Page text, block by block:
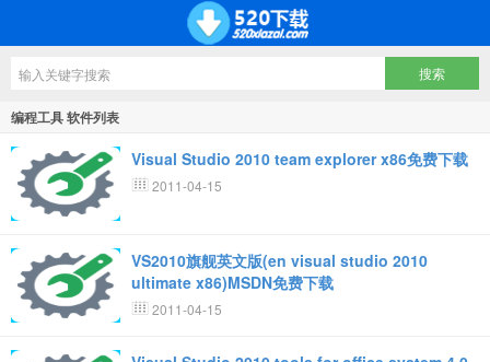
编程工具 软件列表
Visual Studio 2010 team explorer x86免费下载
2011-04-15
VS2010旗舰英文版(en visual studio 2010
ultimate x86)MSDN免费下载
2011-04-15